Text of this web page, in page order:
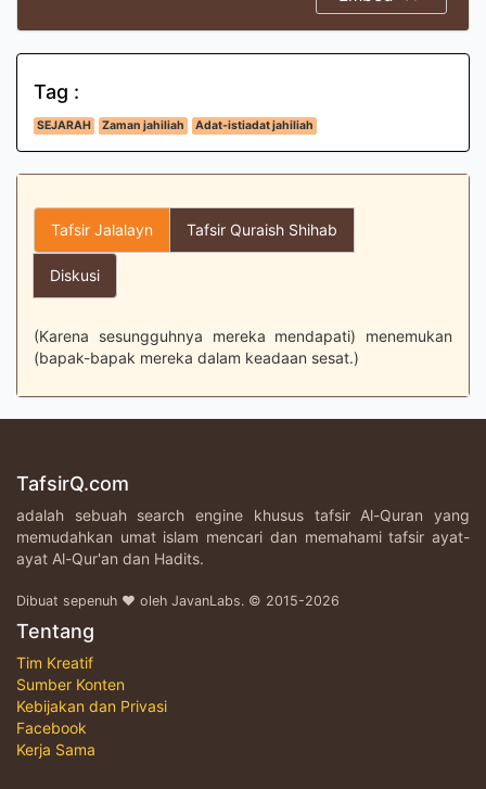
Tag :
SEJARAH Zaman jahiliah Adat-istiadat jahiliah
Tafsir Jalalayn Tafsir Quraish Shihab
Diskusi
(Karena sesungguhnya mereka mendapati) menemukan
(bapak-bapak mereka dalam keadaan sesat.)
TafsirQ.com
adalah sebuah search engine khusus tafsir Al-Quran yang
memudahkan umat islam mencari dan memahami tafsir ayat-
ayat Al-Qur'an dan Hadits.
Dibuat sepenuh ♥ oleh JavanLabs. © 2015-2026
Tentang
Tim Kreatif
Sumber Konten
Kebijakan dan Privasi
Facebook
Kerja Sama